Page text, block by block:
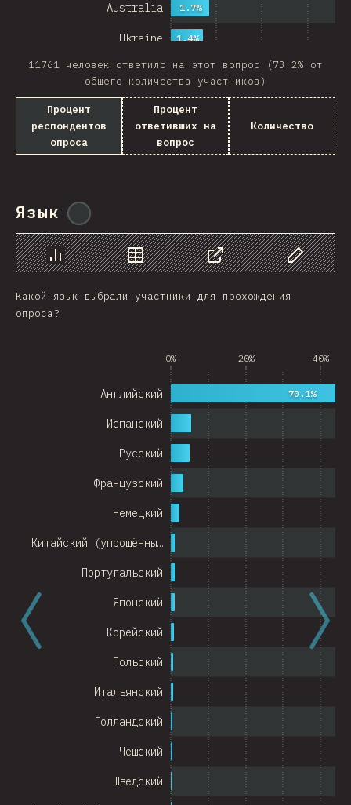
Venezuela
Norway
China
Japan
Sweden
Ukraine
Australia
1.4%
1.4%
1.7%
11761 человек ответило на этот вопрос (73.2% от
общего количества участников)
Процент
респондентов
опроса
Процент
ответивших на
вопрос
Количество
Язык
График Данные Поделиться Изменить
Какой язык выбрали участники для прохождения
опроса?
0% 20% 40%
Шведский
Чешский
Голландский
Итальянский
Польский
Корейский
Японский
Португальский
Китайский (упрощённы…
Немецкий
Французский
Русский
Испанский
Английский 70.1%